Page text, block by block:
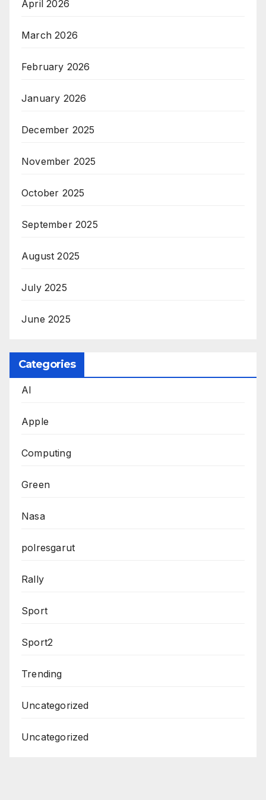
April 2026
March 2026
February 2026
January 2026
December 2025
November 2025
October 2025
September 2025
August 2025
July 2025
June 2025
Categories
AI
Apple
Computing
Green
Nasa
polresgarut
Rally
Sport
Sport2
Trending
Uncategorized
Uncategorized